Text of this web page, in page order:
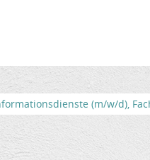
(m/w/d),